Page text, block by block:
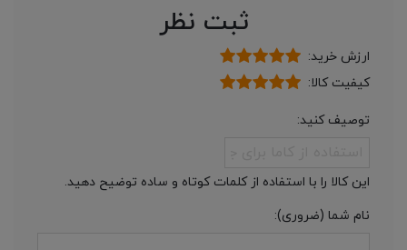
ثبت نظر
ارزش خرید:
کیفیت کالا:
توصیف کنید:
این کالا را با استفاده از کلمات کوتاه و ساده توضیح دهید.
نام شما (ضروری):